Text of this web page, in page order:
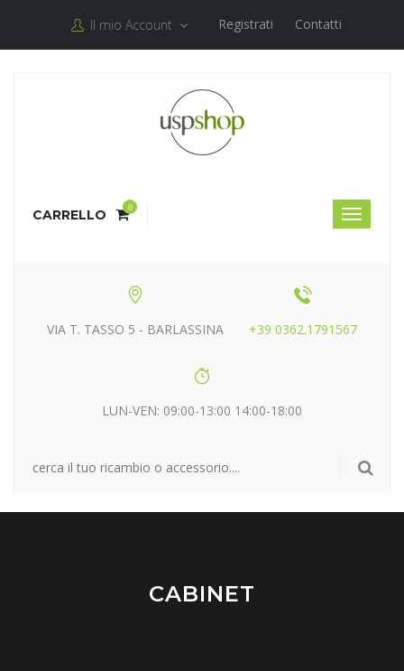
Il mio Account Registrati Contatti
CARRELLO 0
VIA T. TASSO 5 - BARLASSINA +39 0362.1791567
LUN-VEN: 09:00-13:00 14:00-18:00
CABINET